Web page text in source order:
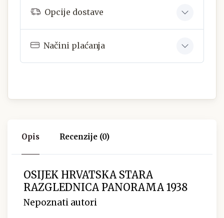
Opcije dostave
Načini plaćanja
Opis Recenzije (0)
OSIJEK HRVATSKA STARA
RAZGLEDNICA PANORAMA 1938
Nepoznati autori